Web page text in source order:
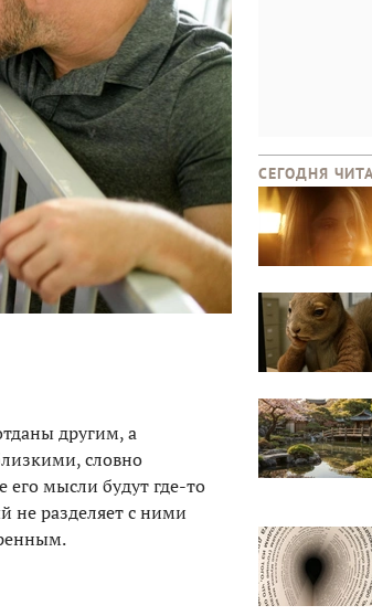
другим, а
словно
его мысли будут где-то
не разделяет с ними
СЕГОДНЯ